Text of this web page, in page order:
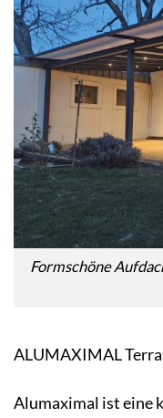
Formschöne
ALUMAXIMAL
Alumaximal ist eine